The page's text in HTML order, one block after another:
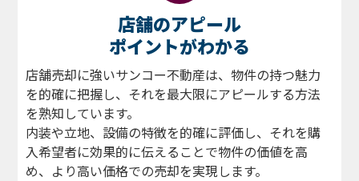
店舗のアピール
ポイントがわかる
店舗売却に強いサンコー不動産は、物件の持つ魅力
を的確に把握し、それを最大限にアピールする方法
を熟知しています。
内装や立地、設備の特徴を的確に評価し、それを購
入希望者に効果的に伝えることで物件の価値を高
め、より高い価格での売却を実現します。